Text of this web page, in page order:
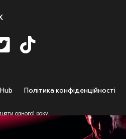
Полiтика конфiденцiйностi
одного) року.
що досяг 21-річного віку.
або припиніть користування Сайтом.